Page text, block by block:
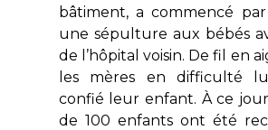
bâtiment, a commencé
une sépulture aux bébés
de l’hôpital voisin. De fil en
les mères en difficulté
confié leur enfant. À ce
de 100 enfants ont été